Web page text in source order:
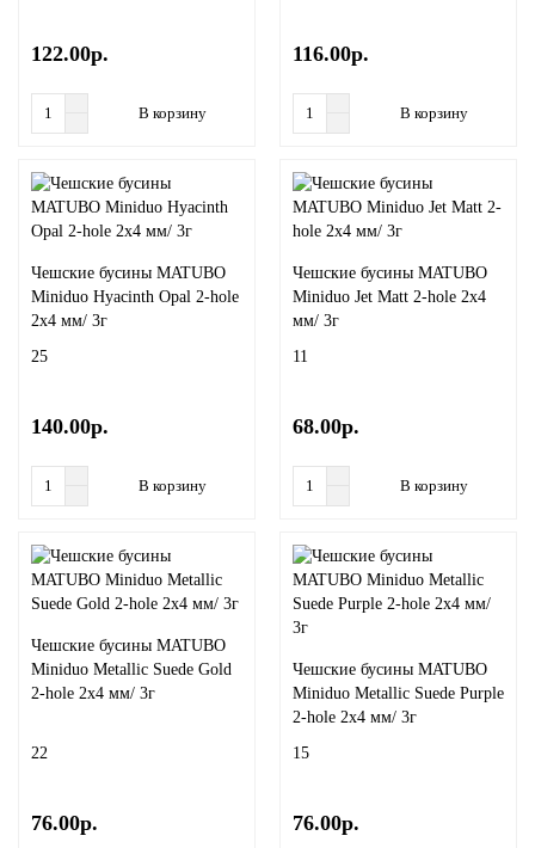
122.00р.
В корзину
116.00р.
В корзину
Чешские бусины MATUBO
Miniduo Hyacinth Opal 2-hole
2x4 мм/ 3г
25
140.00р.
В корзину
Чешские бусины MATUBO
Miniduo Jet Matt 2-hole 2x4
мм/ 3г
11
68.00р.
В корзину
Чешские бусины MATUBO
Miniduo Metallic Suede Gold
2-hole 2x4 мм/ 3г
22
76.00р.
Чешские бусины MATUBO
Miniduo Metallic Suede Purple
2-hole 2x4 мм/ 3г
15
76.00р.